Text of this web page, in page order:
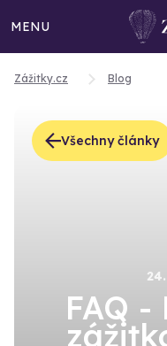
MENU
Zážitky.cz Blog
FAQ
Všechny články